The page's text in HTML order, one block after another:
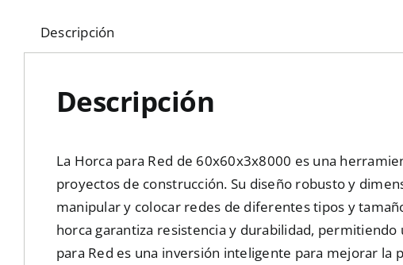
Descripción
Descripción
La Horca para Red de 60x60x3x8000 es una
proyectos de construcción. Su diseño robusto y
manipular y colocar redes de diferentes tipos y
horca garantiza resistencia y durabilidad,
para Red es una inversión inteligente para mejorar la